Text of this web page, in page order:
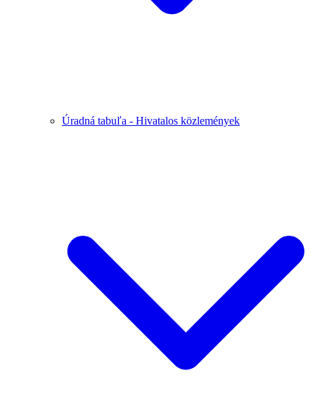
Úradná tabuľa - Hivatalos közlemények